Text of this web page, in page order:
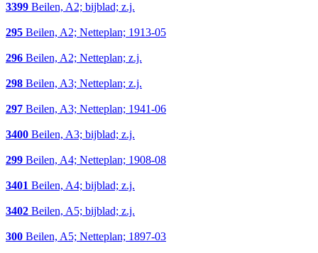
3399 Beilen, A2; bijblad; z.j.
295 Beilen, A2; Netteplan; 1913-05
296 Beilen, A2; Netteplan; z.j.
298 Beilen, A3; Netteplan; z.j.
297 Beilen, A3; Netteplan; 1941-06
3400 Beilen, A3; bijblad; z.j.
299 Beilen, A4; Netteplan; 1908-08
3401 Beilen, A4; bijblad; z.j.
3402 Beilen, A5; bijblad; z.j.
300 Beilen, A5; Netteplan; 1897-03